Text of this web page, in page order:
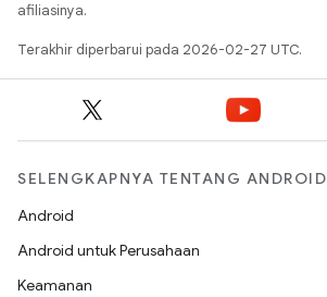
afiliasinya.
Terakhir diperbarui pada 2026-02-27 UTC.
SELENGKAPNYA TENTANG ANDROID
Android
Android untuk Perusahaan
Keamanan